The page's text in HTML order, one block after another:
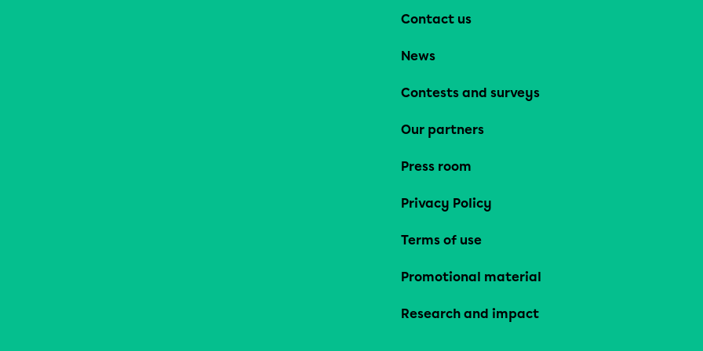
Contact us
News
Contests and surveys
Our partners
Press room
Privacy Policy
Terms of use
Promotional material
Research and impact